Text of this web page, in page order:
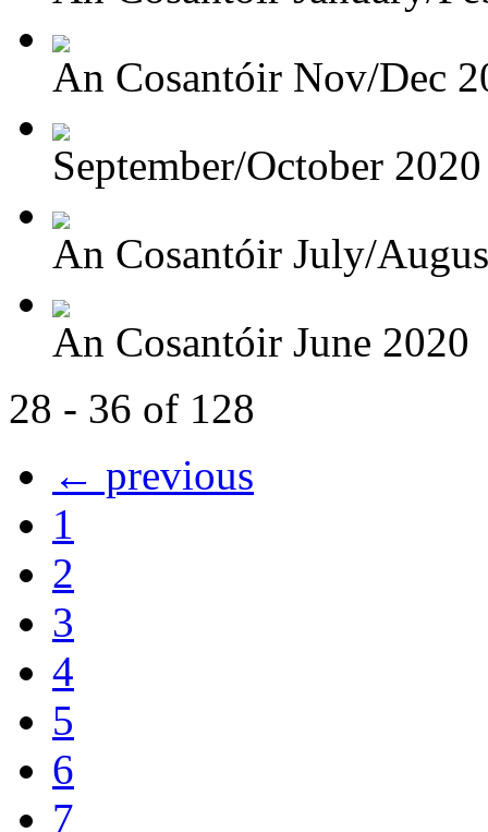
An Cosantóir Nov/Dec
September/October 2020
An Cosantóir July/
An Cosantóir June 2020
28 - 36 of 128
← previous
1
2
3
4
5
6
7